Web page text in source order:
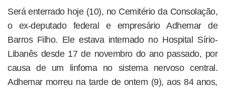
Será enterrado hoje (10), no Cemitério da Consolação,
o ex-deputado federal e empresário Adhemar de
Barros Filho. Ele estava internado no Hospital Sírio-
Libanês desde 17 de novembro do ano passado, por
causa de um linfoma no sistema nervoso central.
Adhemar morreu na tarde de ontem (9), aos 84 anos,